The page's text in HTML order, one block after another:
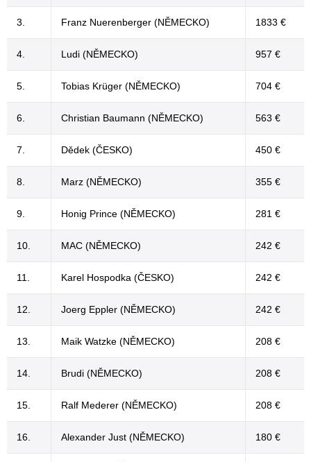
3. Franz Nuerenberger (NĚMECKO) 1833 €
4. Ludi (NĚMECKO) 957 €
5. Tobias Krüger (NĚMECKO) 704 €
6. Christian Baumann (NĚMECKO) 563 €
7. Dědek (ČESKO) 450 €
8. Marz (NĚMECKO) 355 €
9. Honig Prince (NĚMECKO) 281 €
10. MAC (NĚMECKO) 242 €
11. Karel Hospodka (ČESKO) 242 €
12. Joerg Eppler (NĚMECKO) 242 €
13. Maik Watzke (NĚMECKO) 208 €
14. Brudi (NĚMECKO) 208 €
15. Ralf Mederer (NĚMECKO) 208 €
16. Alexander Just (NĚMECKO) 180 €